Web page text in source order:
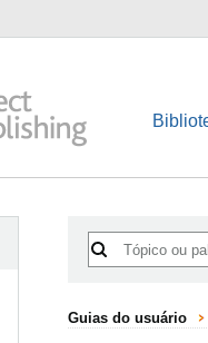
Guias do usuário